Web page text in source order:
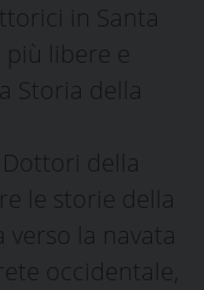
in Santa
libere e
Storia della
della
le storie della
la navata
occidentale,